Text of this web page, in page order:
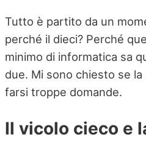
Tutto è partito da un
perché il dieci? Perché
minimo di informatica sa
due. Mi sono chiesto se
farsi troppe domande.
Il vicolo cieco e